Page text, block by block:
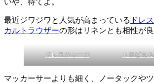
最近ジワジワと人気が高まっている ドレ
カルトラウザーの形はリネンとも相性が
ドレスジャージ トロピカ
マッカーサーよりも細く、ノータックや